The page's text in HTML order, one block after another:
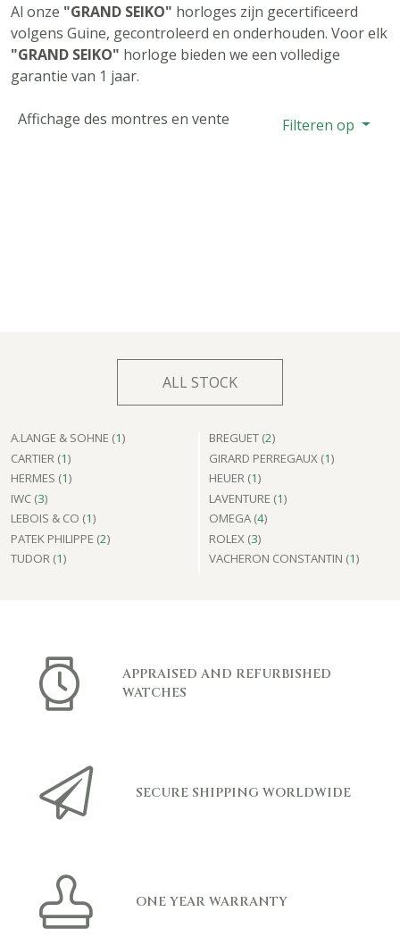
Al onze "GRAND SEIKO" horloges zijn gecertificeerd
volgens Guine, gecontroleerd en onderhouden. Voor elk
"GRAND SEIKO" horloge bieden we een volledige
garantie van 1 jaar.
Affichage des montres en vente Filteren op
ALL STOCK
A.LANGE & SOHNE (1) BREGUET (2)
CARTIER (1) GIRARD PERREGAUX (1)
HERMES (1) HEUER (1)
IWC (3) LAVENTURE (1)
LEBOIS & CO (1) OMEGA (4)
PATEK PHILIPPE (2) ROLEX (3)
TUDOR (1) VACHERON CONSTANTIN (1)
APPRAISED AND REFURBISHED
WATCHES
SECURE SHIPPING WORLDWIDE
ONE YEAR WARRANTY